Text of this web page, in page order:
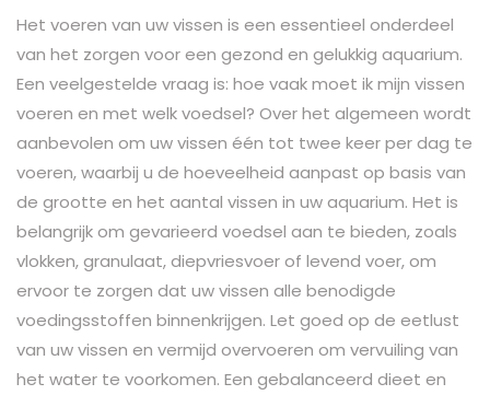
Het voeren van uw vissen is een essentieel onderdeel
van het zorgen voor een gezond en gelukkig aquarium.
Een veelgestelde vraag is: hoe vaak moet ik mijn vissen
voeren en met welk voedsel? Over het algemeen wordt
aanbevolen om uw vissen één tot twee keer per dag te
voeren, waarbij u de hoeveelheid aanpast op basis van
de grootte en het aantal vissen in uw aquarium. Het is
belangrijk om gevarieerd voedsel aan te bieden, zoals
vlokken, granulaat, diepvriesvoer of levend voer, om
ervoor te zorgen dat uw vissen alle benodigde
voedingsstoffen binnenkrijgen. Let goed op de eetlust
van uw vissen en vermijd overvoeren om vervuiling van
het water te voorkomen. Een gebalanceerd dieet en